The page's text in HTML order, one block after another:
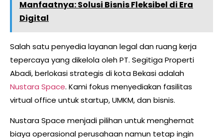
Manfaatnya: Solusi Bisnis Fleksibel di Era
Digital
Salah satu penyedia layanan legal dan ruang kerja
tepercaya yang dikelola oleh PT. Segitiga Properti
Abadi, berlokasi strategis di kota Bekasi adalah
Nustara Space. Kami fokus menyediakan fasilitas
virtual office untuk startup, UMKM, dan bisnis.
Nustara Space menjadi pilihan untuk menghemat
biaya operasional perusahaan namun tetap ingin